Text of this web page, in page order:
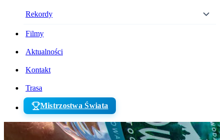
Rekordy
Filmy
Aktualności
Kontakt
Trasa
Mistrzostwa Świata